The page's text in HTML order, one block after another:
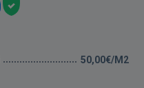
50,00€/M2